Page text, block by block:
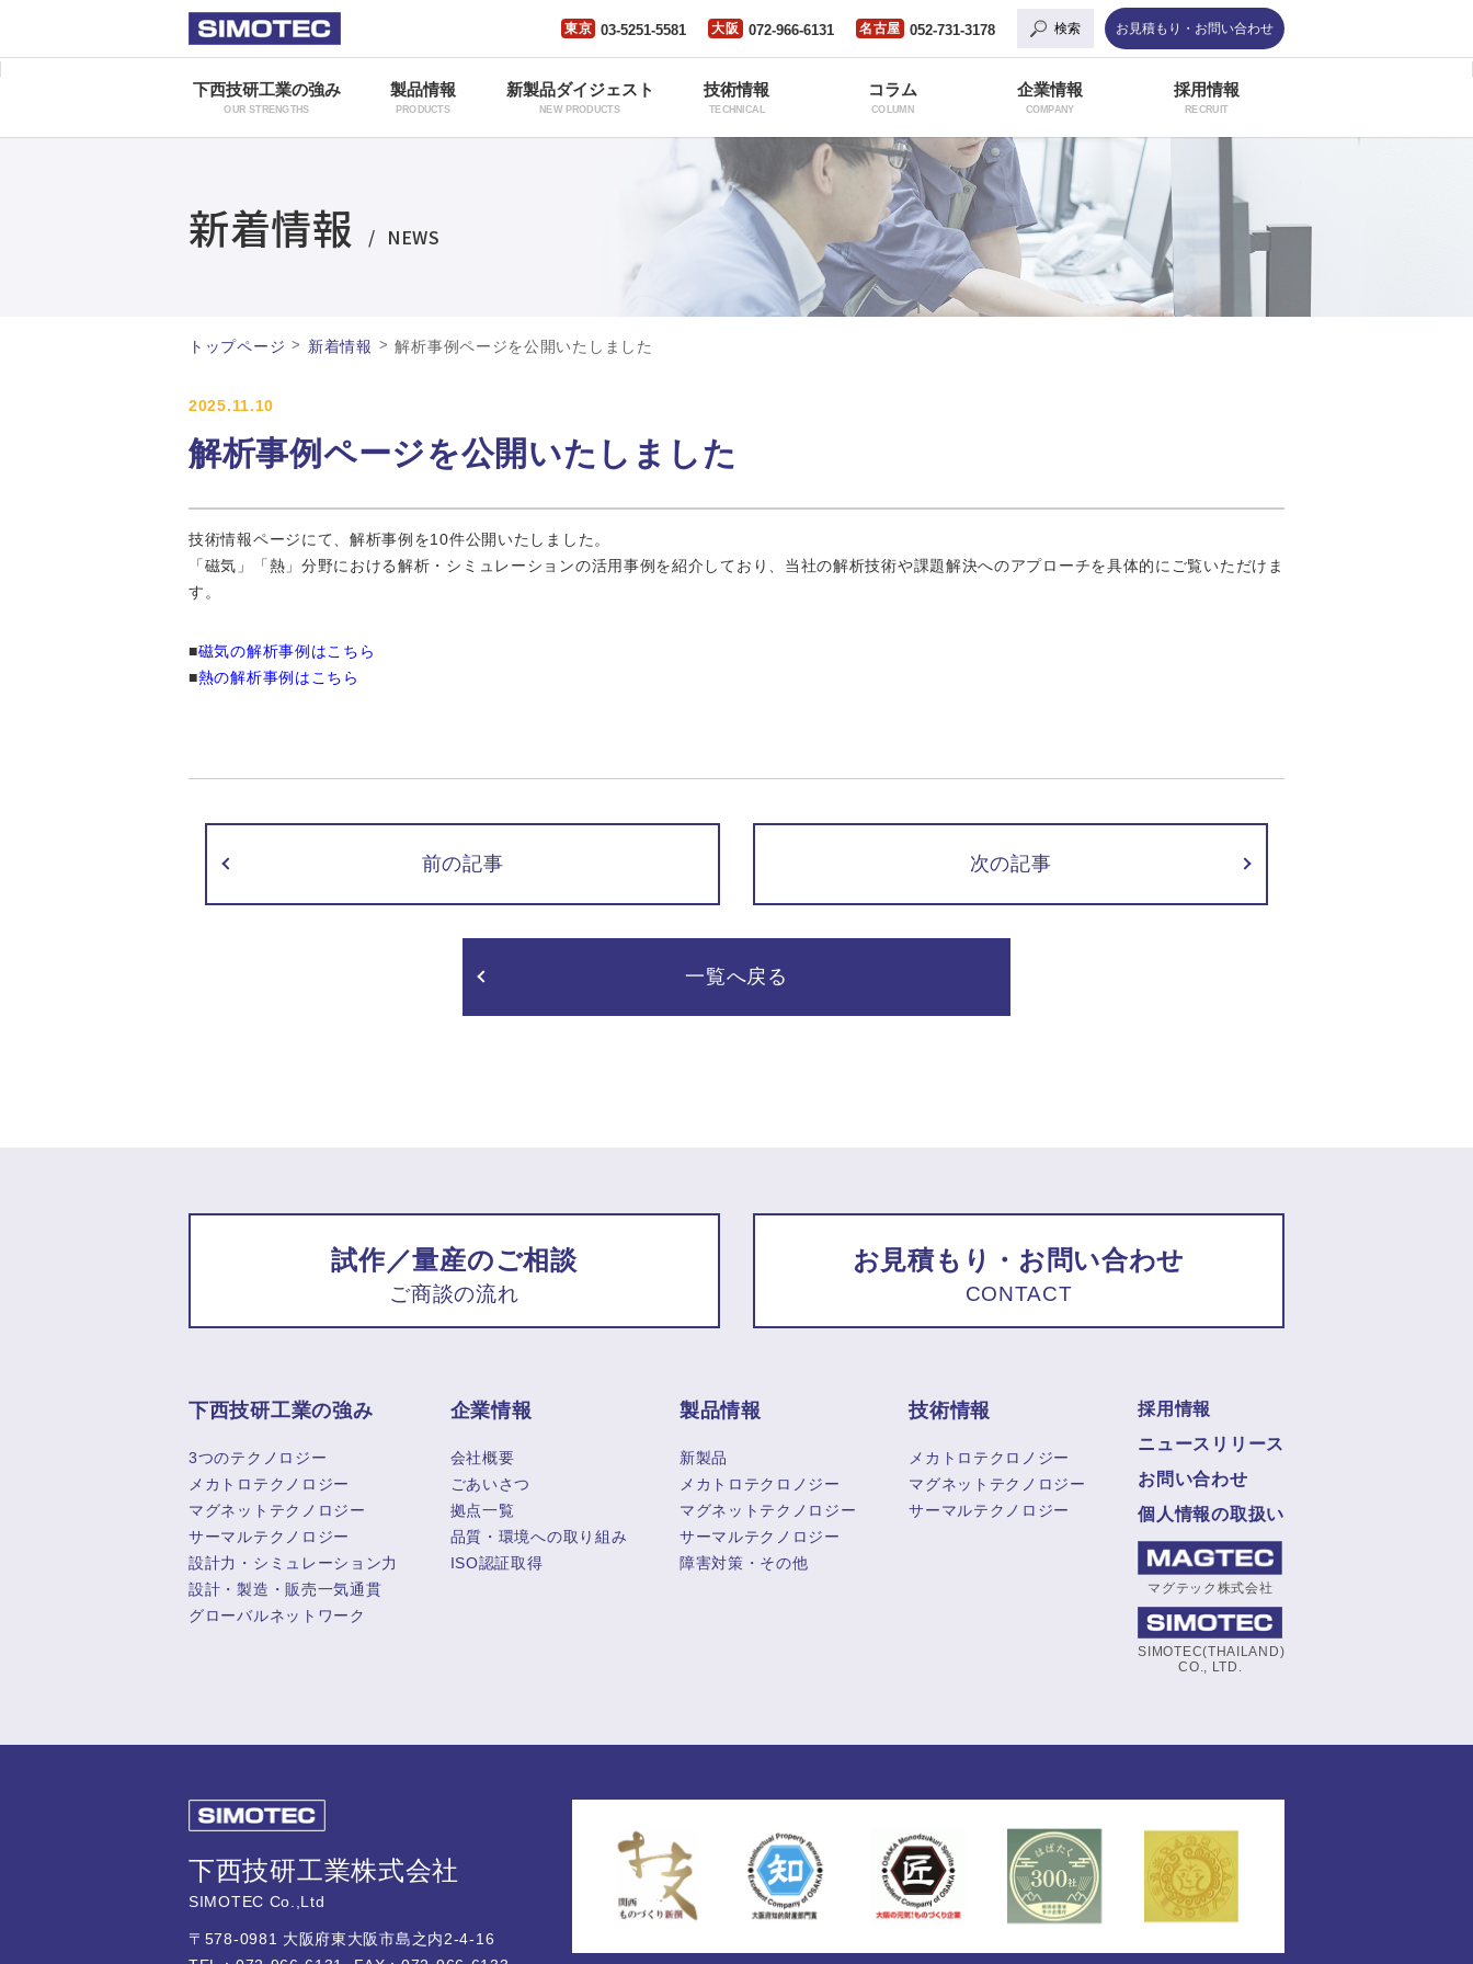
東京 03-5251-5581 大阪 072-966-6131 名古屋 052-731-3178 検索 お見積もり・お問い合わせ
下西技研工業の強み
OUR STRENGTHS
製品情報
PRODUCTS
新製品ダイジェスト
NEW PRODUCTS
技術情報
TECHNICAL
コラム
COLUMN
企業情報
COMPANY
採用情報
RECRUIT
新着情報 NEWS
トップページ > 新着情報 > 解析事例ページを公開いたしました
2025.11.10
解析事例ページを公開いたしました
技術情報ページにて、解析事例を10件公開いたしました。
「磁気」「熱」分野における解析・シミュレーションの活用事例を紹介しており、当社の解析技術や課題解決へのアプローチを具体的にご覧いただけま
す。
■磁気の解析事例はこちら
■熱の解析事例はこちら
前の記事 次の記事
一覧へ戻る
試作／量産のご相談
ご商談の流れ
お見積もり・お問い合わせ
CONTACT
下西技研工業の強み
3つのテクノロジー
メカトロテクノロジー
マグネットテクノロジー
サーマルテクノロジー
設計力・シミュレーション力
設計・製造・販売一気通貫
グローバルネットワーク
企業情報
会社概要
ごあいさつ
拠点一覧
品質・環境への取り組み
ISO認証取得
製品情報
新製品
メカトロテクロノジー
マグネットテクノロジー
サーマルテクノロジー
障害対策・その他
技術情報
メカトロテクロノジー
マグネットテクノロジー
サーマルテクノロジー
採用情報
ニュースリリース
お問い合わせ
個人情報の取扱い
マグテック株式会社
SIMOTEC(THAILAND)
CO., LTD.
下西技研工業株式会社
SIMOTEC Co.,Ltd
〒578-0981 大阪府東大阪市島之内2-4-16